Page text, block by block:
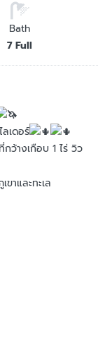
Bath
7 Full
เดอร์
ว้างเกือบ 1 ไร่ วิว
าและทะเล